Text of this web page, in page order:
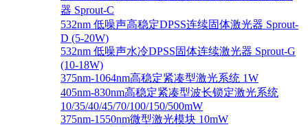
器 Sprout-C
532nm 低噪声高稳定DPSS连续固体激光器 Sprout-
D (5-20W)
532nm 低噪声水冷DPSS固体连续激光器 Sprout-G
(10-18W)
375nm-1064nm高稳定紧凑型激光系统 1W
405nm-830nm高稳定紧凑型波长锁定激光系统
10/35/40/45/70/100/150/500mW
375nm-1550nm微型激光模块 10mW